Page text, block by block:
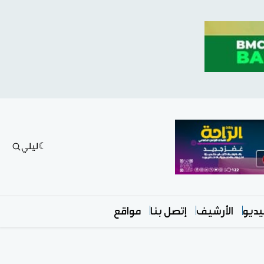
ليلي
الأرشيف إتصل بنا مواقع